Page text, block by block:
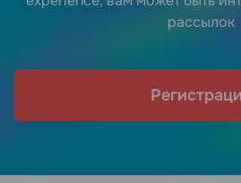
рассылок